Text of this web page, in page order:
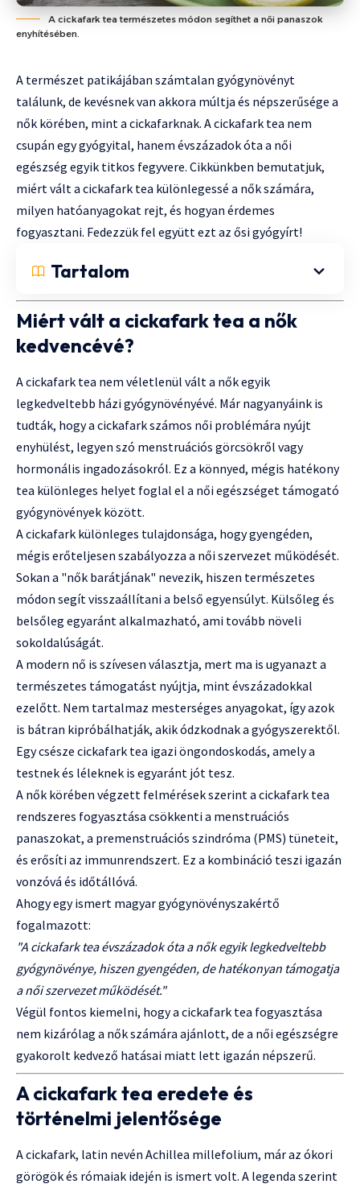
A cickafark tea természetes módon segíthet a női panaszok
enyhítésében.
A természet patikájában számtalan gyógynövényt
találunk, de kevésnek van akkora múltja és népszerűsége a
nők körében, mint a cickafarknak. A cickafark tea nem
csupán egy gyógyital, hanem évszázadok óta a női
egészség egyik titkos fegyvere. Cikkünkben bemutatjuk,
miért vált a cickafark tea különlegessé a nők számára,
milyen hatóanyagokat rejt, és hogyan érdemes
fogyasztani. Fedezzük fel együtt ezt az ősi gyógyírt!
Tartalom
Miért vált a cickafark tea a nők
kedvencévé?
A cickafark tea nem véletlenül vált a nők egyik
legkedveltebb házi gyógynövényévé. Már nagyanyáink is
tudták, hogy a cickafark számos női problémára nyújt
enyhülést, legyen szó menstruációs görcsökről vagy
hormonális ingadozásokról. Ez a könnyed, mégis hatékony
tea különleges helyet foglal el a női egészséget támogató
gyógynövények között.
A cickafark különleges tulajdonsága, hogy gyengéden,
mégis erőteljesen szabályozza a női szervezet működését.
Sokan a "nők barátjának" nevezik, hiszen természetes
módon segít visszaállítani a belső egyensúlyt. Külsőleg és
belsőleg egyaránt alkalmazható, ami tovább növeli
sokoldalúságát.
A modern nő is szívesen választja, mert ma is ugyanazt a
természetes támogatást nyújtja, mint évszázadokkal
ezelőtt. Nem tartalmaz mesterséges anyagokat, így azok
is bátran kipróbálhatják, akik ódzkodnak a gyógyszerektől.
Egy csésze cickafark tea igazi öngondoskodás, amely a
testnek és léleknek is egyaránt jót tesz.
A nők körében végzett felmérések szerint a cickafark tea
rendszeres fogyasztása csökkenti a menstruációs
panaszokat, a premenstruációs szindróma (PMS) tüneteit,
és erősíti az immunrendszert. Ez a kombináció teszi igazán
vonzóvá és időtállóvá.
Ahogy egy ismert magyar gyógynövényszakértő
fogalmazott:
"A cickafark tea évszázadok óta a nők egyik legkedveltebb
gyógynövénye, hiszen gyengéden, de hatékonyan támogatja
a női szervezet működését."
Végül fontos kiemelni, hogy a cickafark tea fogyasztása
nem kizárólag a nők számára ajánlott, de a női egészségre
gyakorolt kedvező hatásai miatt lett igazán népszerű.
A cickafark tea eredete és
történelmi jelentősége
A cickafark, latin nevén Achillea millefolium, már az ókori
görögök és rómaiak idején is ismert volt. A legenda szerint